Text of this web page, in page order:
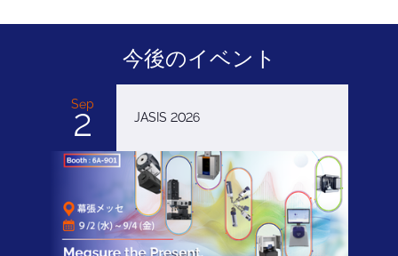
今後のイベント
Sep
2 JASIS 2026